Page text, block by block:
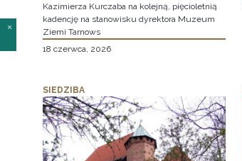
Kazimierza Kurczaba na kolejną, pięcioletnią
kadencję na stanowisku dyrektora Muzeum
Ziemi Tarnows
18 czerwca, 2026
SIEDZIBA